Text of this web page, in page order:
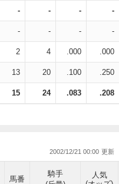
- - - -
- - - -
2 4 .000 .000
13 20 .100 .250
15 24 .083 .208
2002/12/21 00:00
馬番
騎手
人気